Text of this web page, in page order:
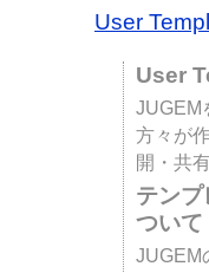
User
User
方々が
開・共
テンプ